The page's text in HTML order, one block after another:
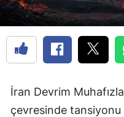
İran Devrim
çevresinde